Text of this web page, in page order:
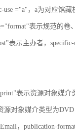
use ="a"，a为对应馆
表示规范的卷
表示主办者，
表示资源对象媒
对象媒介类型为
，publication-